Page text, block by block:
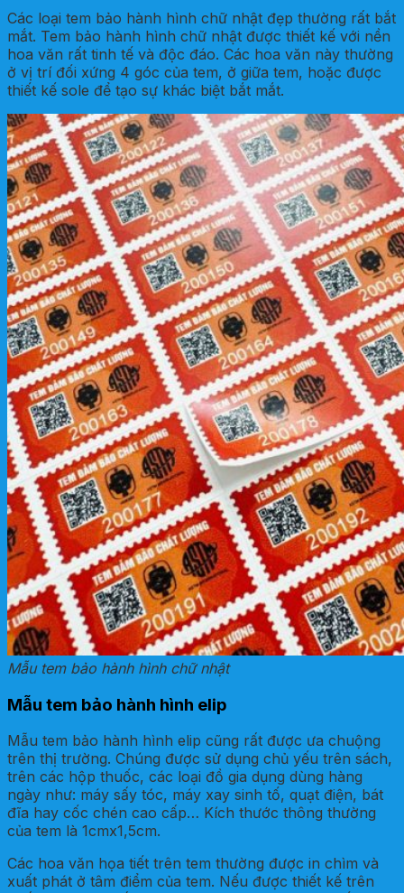
Các loại tem bảo hành hình chữ nhật đẹp thường rất bắt
mắt. Tem bảo hành hình chữ nhật được thiết kế với nền
hoa văn rất tinh tế và độc đáo. Các hoa văn này thường
ở vị trí đối xứng 4 góc của tem, ở giữa tem, hoặc được
thiết kế sole để tạo sự khác biệt bắt mắt.
Mẫu tem bảo hành hình chữ nhật
Mẫu tem bảo hành hình elip
Mẫu tem bảo hành hình elip cũng rất được ưa chuộng
trên thị trường. Chúng được sử dụng chủ yếu trên sách,
trên các hộp thuốc, các loại đồ gia dụng dùng hàng
ngày như: máy sấy tóc, máy xay sinh tố, quạt điện, bát
đĩa hay cốc chén cao cấp… Kích thước thông thường
của tem là 1cmx1,5cm.
Các hoa văn họa tiết trên tem thường được in chìm và
xuất phát ở tâm điểm của tem. Nếu được thiết kế trên